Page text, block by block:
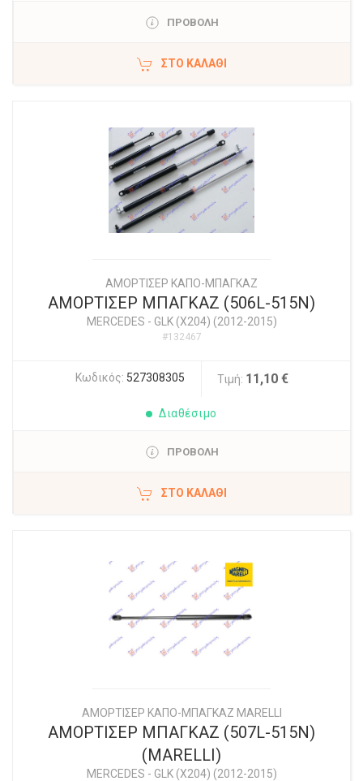
ΠΡΟΒΟΛΗ
ΣΤΟ ΚΑΛΆΘΙ
ΑΜΟΡΤΙΣΕΡ ΚΑΠΟ-ΜΠΑΓΚΑΖ
ΑΜΟΡΤΙΣΕΡ ΜΠΑΓΚΑΖ (506L-515N)
MERCEDES - GLK (X204) (2012-2015)
#132467
Κωδικός: 527308305 Τιμή: 11,10 €
Διαθέσιμο
ΠΡΟΒΟΛΗ
ΣΤΟ ΚΑΛΆΘΙ
ΑΜΟΡΤΙΣΕΡ ΚΑΠΟ-ΜΠΑΓΚΑΖ MARELLI
ΑΜΟΡΤΙΣΕΡ ΜΠΑΓΚΑΖ (507L-515N)
(MARELLI)
MERCEDES - GLK (X204) (2012-2015)